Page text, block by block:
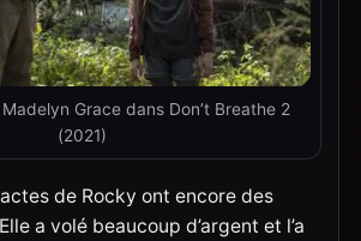
Grace dans Don’t Breathe 2
(2021)
de Rocky ont encore des
a volé beaucoup d’argent et l’a